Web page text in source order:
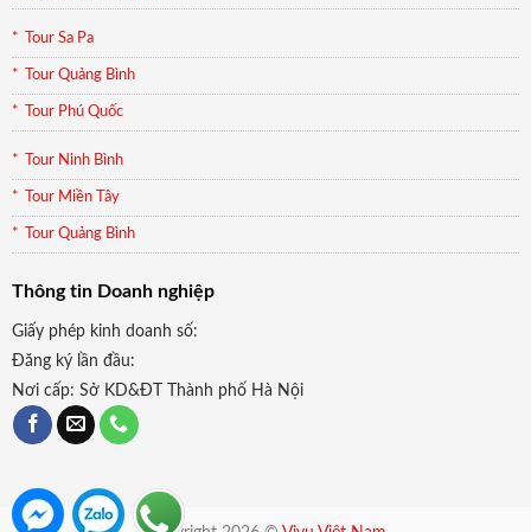
Tour Sa Pa
Tour Quảng Bình
Tour Phú Quốc
Tour Ninh Bình
Tour Miền Tây
Tour Quảng Bình
Thông tin Doanh nghiệp
Giấy phép kinh doanh số:
Đăng ký lần đầu:
Nơi cấp: Sở KD&ĐT Thành phố Hà Nội